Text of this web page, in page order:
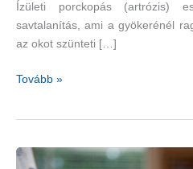
Ízületi porckopás (artrózis)
savtalanítás, ami a gyökerénél
az okot szünteti […]
Savtalanítás
Tovább »